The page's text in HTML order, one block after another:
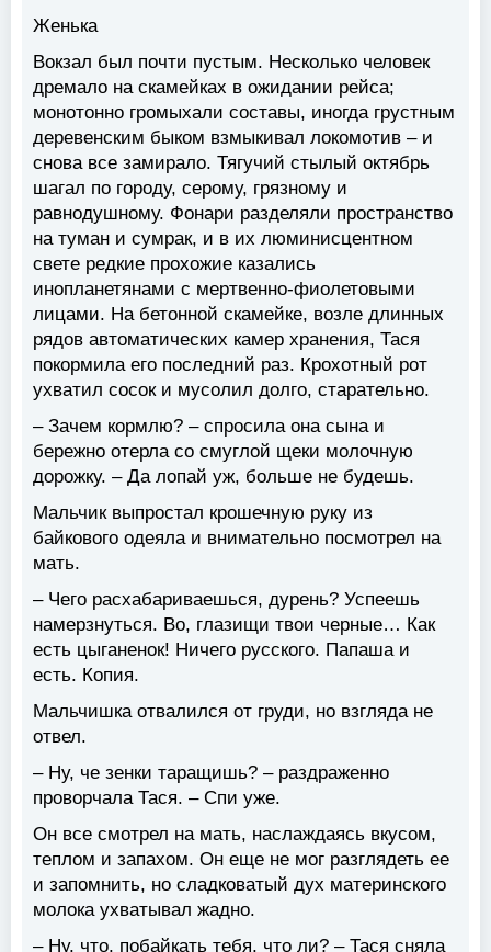
Женька
Вокзал был почти пустым. Несколько человек
дремало на скамейках в ожидании рейса;
монотонно громыхали составы, иногда грустным
деревенским быком взмыкивал локомотив – и
снова все замирало. Тягучий стылый октябрь
шагал по городу, серому, грязному и
равнодушному. Фонари разделяли пространство
на туман и сумрак, и в их люминисцентном
свете редкие прохожие казались
инопланетянами с мертвенно-фиолетовыми
лицами. На бетонной скамейке, возле длинных
рядов автоматических камер хранения, Тася
покормила его последний раз. Крохотный рот
ухватил сосок и мусолил долго, старательно.
– Зачем кормлю? – спросила она сына и
бережно отерла со смуглой щеки молочную
дорожку. – Да лопай уж, больше не будешь.
Мальчик выпростал крошечную руку из
байкового одеяла и внимательно посмотрел на
мать.
– Чего расхабариваешься, дурень? Успеешь
намерзнуться. Во, глазищи твои черные… Как
есть цыганенок! Ничего русского. Папаша и
есть. Копия.
Мальчишка отвалился от груди, но взгляда не
отвел.
– Ну, че зенки таращишь? – раздраженно
проворчала Тася. – Спи уже.
Он все смотрел на мать, наслаждаясь вкусом,
теплом и запахом. Он еще не мог разглядеть ее
и запомнить, но сладковатый дух материнского
молока ухватывал жадно.
– Ну, что, побайкать тебя, что ли? – Тася сняла